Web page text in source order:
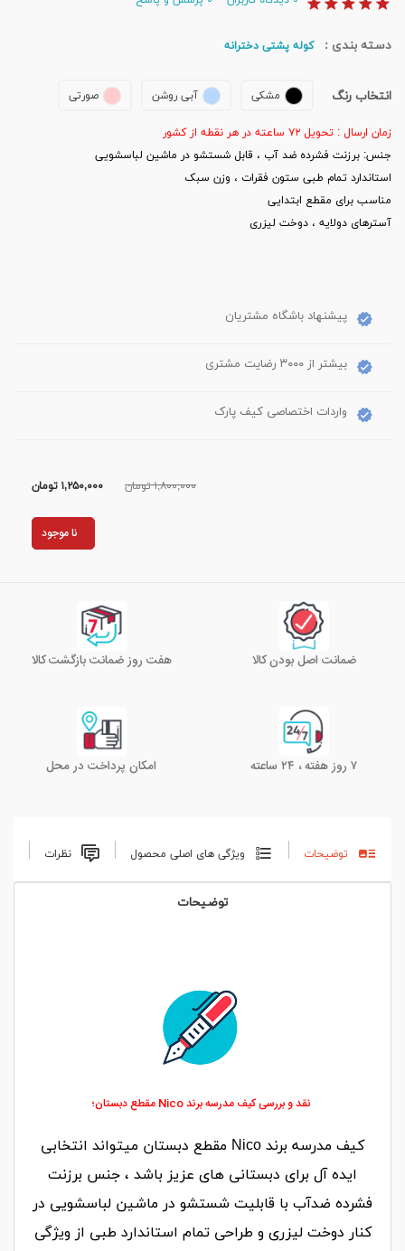
دسته بندی : کوله پشتی دخترانه
انتخاب رنگ مشکی آبی روشن
صورتی
زمان ارسال : تحویل ۷۲ ساعته در هر نقطه از کشور
جنس: برزنت فشرده ضد آب ، قابل شستشو در ماشین لباسشویی
استاندارد تمام طبی ستون فقرات ، وزن سبک
مناسب برای مقطع ابتدایی
آسترهای دولایه ، دوخت لیزری
پیشنهاد باشگاه مشتریان
بیشتر از ۳۰۰۰ رضایت مشتری
واردات اختصاصی کیف پارک
۱,۸۰۰,۰۰۰ تومان ۱,۲۵۰,۰۰۰تومان
نا موجود
ضمانت اصل بودن کالا هفت روز ضمانت بازگشت کالا
۷ روز هفته ، ۲۴ ساعته امکان پرداخت در محل
توضیحات ویژگی های اصلی محصول نظرات
توضیحات
نقد و بررسی کیف مدرسه برند Nico مقطع دبستان؛
کیف مدرسه برند Nico مقطع دبستان
میتواند انتخابی
ایده آل برای دبستانی های عزیز باشد ، جنس برزنت
فشرده ضدآب با قابلیت شستشو در ماشین لباسشویی در
کنار دوخت لیزری و طراحی تمام استاندارد طبی از ویژگی